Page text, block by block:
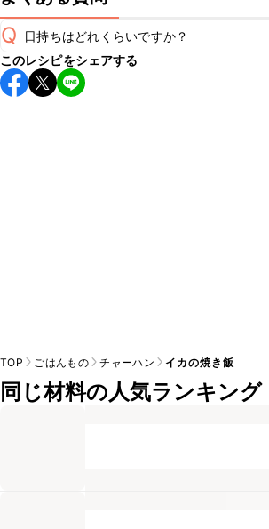
Q 日持ちはどれくらいですか？
保存期間は冷蔵で当日中が目安です。なる
し上がりください。
このレシピをシェアする
TOP ごはんもの チャーハン イカの焼き飯
同じ材料の人気ランキング